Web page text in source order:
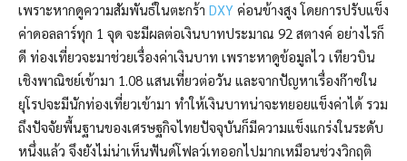
เพราะหากดูความสัมพันธ์ในตะกร้า DXY ค่อนข้างสูง โดยการปรับแข็ง
ค่าดอลลาร์ทุก 1 จุด จะมีผลต่อเงินบาทประมาณ 92 สตางค์ อย่างไรก็
ดี ท่องเที่ยวจะมาช่วยเรื่องค่าเงินบาท เพราะหาดูข้อมูลไว เทียวบิน
เชิงพาณิชย์เข้ามา 1.08 แสนเที่ยวต่อวัน และจากปัญหาเรื่องก๊าซใน
ยุโรปจะมีนักท่องเที่ยวเข้ามา ทำให้เงินบาทน่าจะทยอยแข็งค่าได้ รวม
ถึงปัจจัยพื้นฐานของเศรษฐกิจไทยปัจจุบันก็มีความแข็งแกร่งในระดับ
หนึ่งแล้ว จึงยังไม่น่าเห็นฟันด์โฟลว์เทออกไปมากเหมือนช่วงวิกฤติ